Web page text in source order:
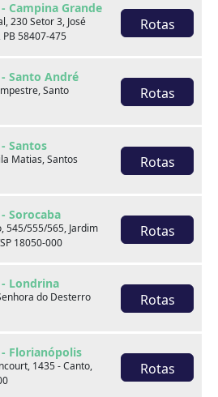
Campina Grande
230 Setor 3, José
58407-475
Rotas
Santo André
Santo
Rotas
Santos
Matias, Santos
Rotas
Sorocaba
545/555/565, Jardim
18050-000
Rotas
- Londrina
do Desterro
Rotas
- Florianópolis
1435 - Canto,
Rotas
Ar condicionado
Farol de neblina
Retrovisores elétricos
Volante com Regulagem
de Altura